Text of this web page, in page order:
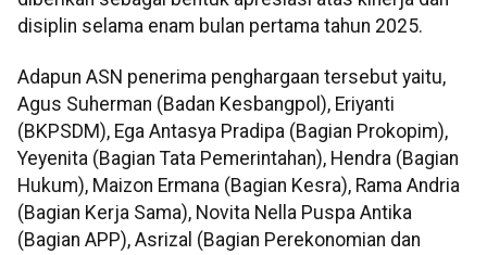
disiplin selama enam bulan pertama tahun 2025.
Adapun ASN penerima penghargaan tersebut yaitu,
Agus Suherman (Badan Kesbangpol), Eriyanti
(BKPSDM), Ega Antasya Pradipa (Bagian Prokopim),
Yeyenita (Bagian Tata Pemerintahan), Hendra (Bagian
Hukum), Maizon Ermana (Bagian Kesra), Rama Andria
(Bagian Kerja Sama), Novita Nella Puspa Antika
(Bagian APP), Asrizal (Bagian Perekonomian dan